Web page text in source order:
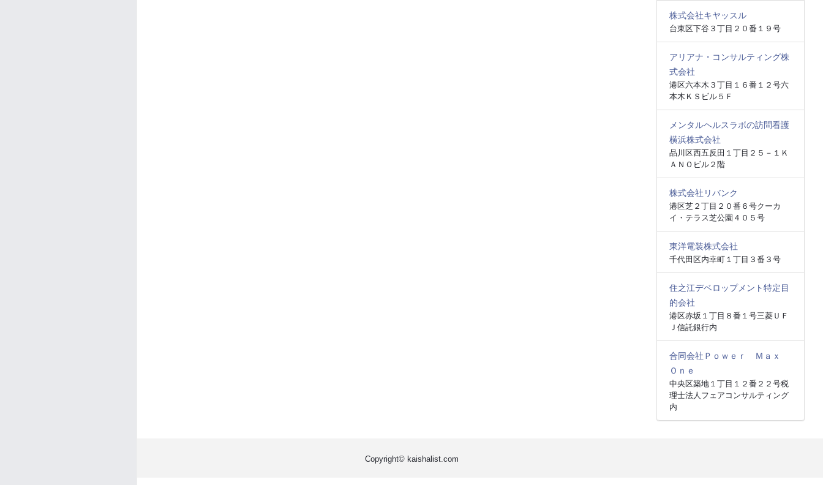
株式会社キヤッスル
台東区下谷３丁目２０番１９号
アリアナ・コンサルティング株
式会社
港区六本木３丁目１６番１２号六
本木ＫＳビル５Ｆ
メンタルヘルスラボの訪問看護
横浜株式会社
品川区西五反田１丁目２５－１Ｋ
ＡＮＯビル２階
株式会社リバンク
港区芝２丁目２０番６号クーカ
イ・テラス芝公園４０５号
東洋電装株式会社
千代田区内幸町１丁目３番３号
住之江デベロップメント特定目
的会社
港区赤坂１丁目８番１号三菱ＵＦ
Ｊ信託銀行内
合同会社Ｐｏｗｅｒ Ｍａｘ
Ｏｎｅ
中央区築地１丁目１２番２２号税
理士法人フェアコンサルティング
内
Copyright© kaishalist.com